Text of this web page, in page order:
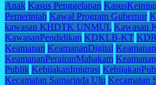
Anak Kasus Penggelapan
Pemerintah Kawal Program Gubernur
kawasan KHDTK UNMUL Kawasan
KawasanPendidikan KDKLB-KT
Keamanan KeamananDigital
KeamananPerairanMahakam
Publik KebijakanImigrasi
Kecamatan Samarinda Ulu Kecamatan